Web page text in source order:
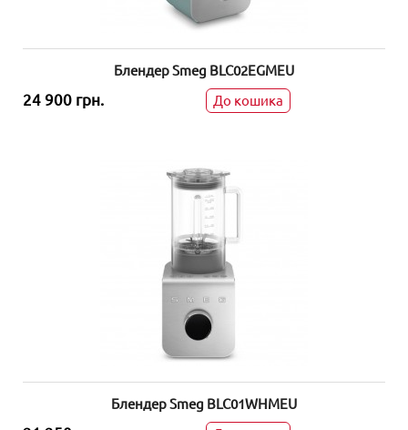
Блендер Smeg BLC02EGMEU
24 900 грн. До кошика
Блендер Smeg BLC01WHMEU